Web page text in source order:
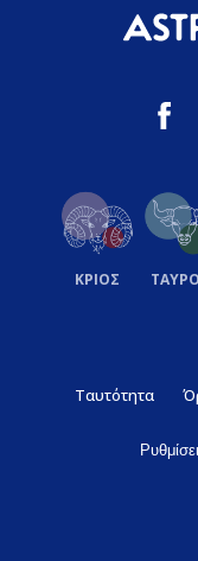
ΚΡΙΟΣ
Ταυτότητα